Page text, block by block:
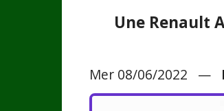
Une Renault
Mer 08/06/2022 —